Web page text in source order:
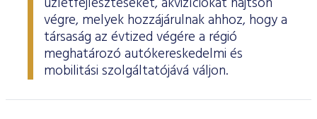
végre, melyek hozzájárulnak ahhoz, hogy a
társaság az évtized végére a régió
meghatározó autókereskedelmi és
mobilitási szolgáltatójává váljon.